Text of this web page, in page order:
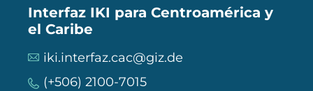
Interfaz IKI para Centroamérica y
el Caribe
iki.interfaz.cac@giz.de
(+506) 2100-7015